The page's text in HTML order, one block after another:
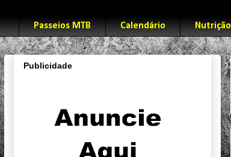
Passeios MTB Calendário Nutrição
Publicidade